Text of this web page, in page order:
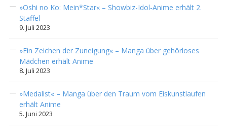
»Oshi no Ko: Mein*Star« – Showbiz-Idol-Anime erhält 2.
Staffel
9. Juli 2023
»Ein Zeichen der Zuneigung« – Manga über gehörloses
Mädchen erhält Anime
8. Juli 2023
»Medalist« – Manga über den Traum vom Eiskunstlaufen
erhält Anime
5. Juni 2023